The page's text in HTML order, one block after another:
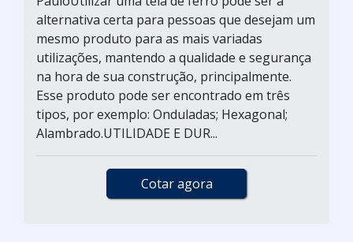
alternativa certa para pessoas que desejam um
mesmo produto para as mais variadas
utilizações, mantendo a qualidade e segurança
na hora de sua construção, principalmente.
Esse produto pode ser encontrado em três
tipos, por exemplo: Onduladas; Hexagonal;
Alambrado.UTILIDADE E DUR...
Cotar agora